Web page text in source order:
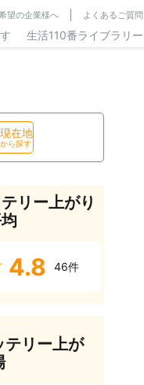
望の企業様へ よくあるご質問
生活110番ライブラリー
現在地
から探す
リー上がり
4.8 46件
テリー上が